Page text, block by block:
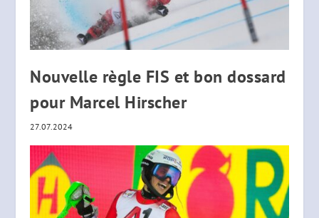
Nouvelle règle FIS et bon dossard
pour Marcel Hirscher
27.07.2024